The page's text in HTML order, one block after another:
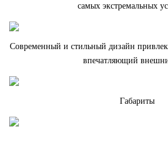
самых экстремальных
Современный и стильный дизайн
впечатляющий
Габариты